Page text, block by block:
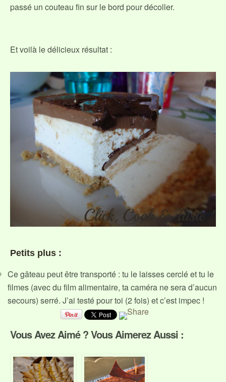
passé un couteau fin sur le bord pour décoller.
Et voilà le délicieux résultat :
Petits plus :
Ce gâteau peut être transporté : tu le laisses cerclé et tu le
filmes (avec du film alimentaire, ta caméra ne sera d’aucun
secours) serré. J’ai testé pour toi (2 fois) et c’est impec !
Vous Avez Aimé ? Vous Aimerez Aussi :